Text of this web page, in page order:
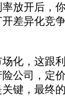
开后，
差异化竞
，这跟
公司，定
键，最终